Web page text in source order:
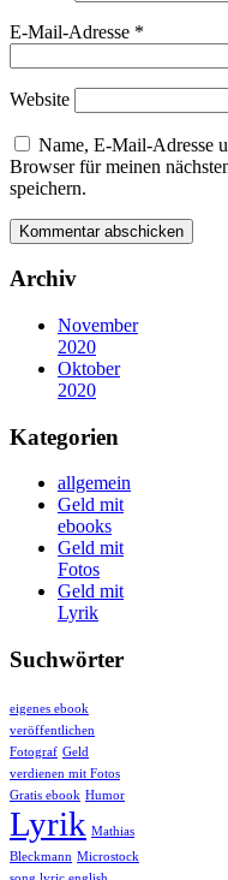
E-Mail-Adresse *
Website
Name, E-Mail-Adresse
Browser für meinen
speichern.
Archiv
November
2020
Oktober
2020
Kategorien
allgemein
Geld mit
ebooks
Geld mit
Fotos
Geld mit
Lyrik
Suchwörter
eigenes ebook
veröffentlichen
Fotograf Geld
verdienen mit Fotos
Gratis ebook Humor
Lyrik Mathias
Bleckmann Microstock